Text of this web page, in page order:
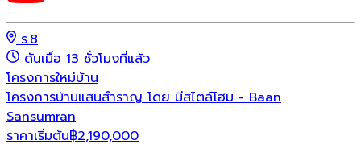
ร.8
ดันเมื่อ 13 ชั่วโมงที่แล้ว
โครงการใหม่บ้าน
โครงการบ้านแสนสำราญ โดย มีสไตล์โฮม - Baan
Sansumran
ราคาเริ่มต้น฿2,190,000